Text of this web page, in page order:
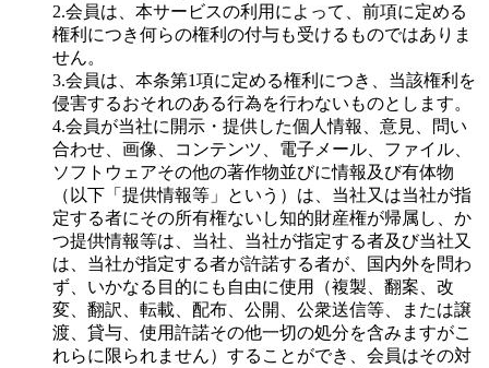
2.会員は、本サービスの利用によって、前項に定める
権利につき何らの権利の付与も受けるものではありま
せん。
3.会員は、本条第1項に定める権利につき、当該権利を
侵害するおそれのある行為を行わないものとします。
4.会員が当社に開示・提供した個人情報、意見、問い
合わせ、画像、コンテンツ、電子メール、ファイル、
ソフトウェアその他の著作物並びに情報及び有体物
（以下「提供情報等」という）は、当社又は当社が指
定する者にその所有権ないし知的財産権が帰属し、か
つ提供情報等は、当社、当社が指定する者及び当社又
は、当社が指定する者が許諾する者が、国内外を問わ
ず、いかなる目的にも自由に使用（複製、翻案、改
変、翻訳、転載、配布、公開、公衆送信等、または譲
渡、貸与、使用許諾その他一切の処分を含みますがこ
れらに限られません）することができ、会員はその対